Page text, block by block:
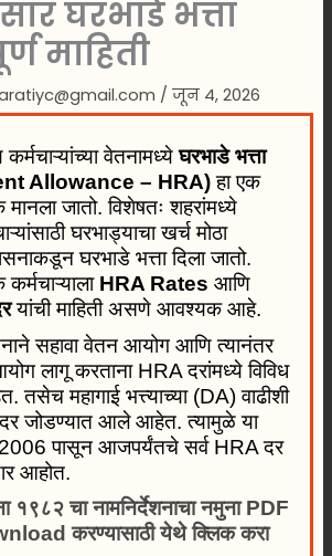
घरभाडे भत्ता
माहिती
/जून 4, 2026
वेतनामध्येघरभाडे भत्ता
Allowance – HRA)हा एक
मानला जातो. विशेषतः शहरांमध्ये
घरभाड्याचा खर्च मोठा
घरभाडे भत्ता दिला जातो.
HRA Rates आणि
यांची माहिती असणे आवश्यक आहे.
सहावा वेतन आयोग आणि त्यानंतर
लागू करताना HRA दरांमध्ये विविध
महागाई भत्त्याच्या (DA) वाढीशी
जोडण्यात आले आहेत. त्यामुळे या
पासून आजपर्यंतचे सर्व HRA दर
आहोत.
१९८२ चा नामनिर्देशनाचा नमुना PDF
करण्यासाठी येथे क्लिक करा